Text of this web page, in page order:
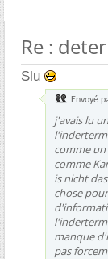
Re :
Slu
Envoyé
j'avais lu
comme
comme
is nicht
chose
manque
pas